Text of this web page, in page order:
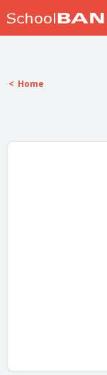
Home